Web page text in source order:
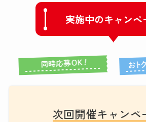
実施中のキャンペ
次回開催キャンペ